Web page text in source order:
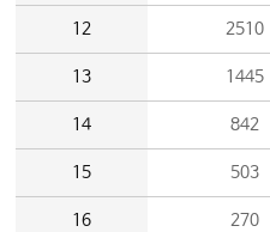
12 2510
13 1445
14 842
15 503
16 270